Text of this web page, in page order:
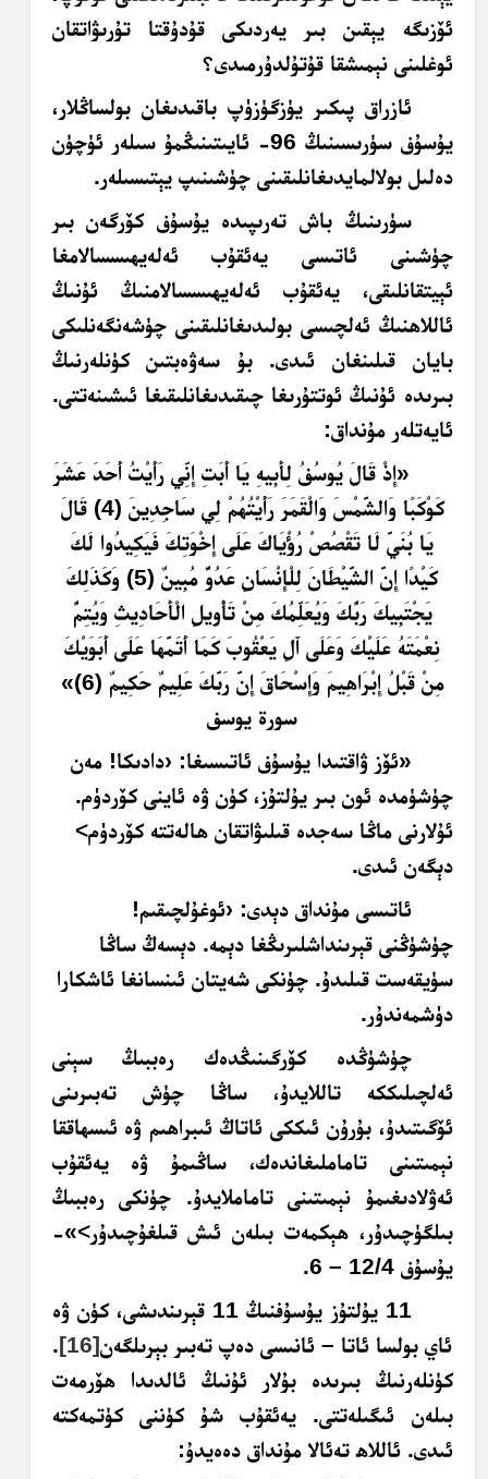
ئۆزىگە يېقىن بىر يەردىكى قۇدۇقتا تۇرىۋاتقان
ئوغلىنى نېمىشقا قۇتۇلدۇرمىدى؟
ئازراق پىكىر يۈزگۈزۈپ باقىدىغان بولساڭلار،
يۇسۇف سۈرىسىنىڭ 96- ئايىتىنىڭمۇ سىلەر ئۈچۈن
دەلىل بولالمايدىغانلىقىنى چۈشىنىپ يېتىسىلەر.
سۈرىنىڭ باش تەرىپىدە يۇسۇف كۆرگەن بىر
چۈشىنى ئاتىسى يەئقۇب ئەلەيھىسسالامغا
ئېيتقانلىقى، يەئقۇب ئەلەيھىسسالامنىڭ ئۇنىڭ
ئاللاھنىڭ ئەلچىسى بولىدىغانلىقىنى چۈشەنگەنلىكى
بايان قىلىنغان ئىدى. بۇ سەۋەبتىن كۈنلەرنىڭ
بىرىدە ئۇنىڭ ئوتتۇرىغا چىقىدىغانلىقىغا ئىشىنەتتى.
ئايەتلەر مۇنداق:
«إِذْ قَالَ يُوسُفُ لِأَبِيهِ يَا أَبَتِ إِنِّي رَأَيْتُ أَحَدَ عَشَرَ
كَوْكَبًا وَالشَّمْسَ وَالْقَمَرَ رَأَيْتُهُمْ لِي سَاجِدِينَ (4) قَالَ
يَا بُنَيَّ لَا تَقْصُصْ رُؤْيَاكَ عَلَى إِخْوَتِكَ فَيَكِيدُوا لَكَ
كَيْدًا إِنَّ الشَّيْطَانَ لِلْإِنْسَانِ عَدُوٌّ مُبِينٌ (5) وَكَذَلِكَ
يَجْتَبِيكَ رَبُّكَ وَيُعَلِّمُكَ مِنْ تَأْوِيلِ الْأَحَادِيثِ وَيُتِمُّ
نِعْمَتَهُ عَلَيْكَ وَعَلَى آَلِ يَعْقُوبَ كَمَا أَتَمَّهَا عَلَى أَبَوَيْكَ
مِنْ قَبْلُ إِبْرَاهِيمَ وَإِسْحَاقَ إِنَّ رَبَّكَ عَلِيمٌ حَكِيمٌ (6)
»
سورة يوسف
«ئۆز ۋاقتىدا يۇسۇف ئاتىسىغا: ‹دادىكا! مەن
چۈشۈمدە ئون بىر يۇلتۇز، كۈن ۋە ئاينى كۆردۈم.
ئۇلارنى ماڭا سەجدە قىلىۋاتقان ھالەتتە كۆردۈم>
دېگەن ئىدى.
ئاتىسى مۇنداق دېدى: ‹ئوغۇلچىقىم!
چۈشۈڭنى قېرىنداشلىرىڭغا دېمە. دېسەڭ ساڭا
سۈيقەست قىلىدۇ. چۈنكى شەيتان ئىنسانغا ئاشكارا
دۈشمەندۇر.
چۈشۈڭدە كۆرگىنىڭدەك رەببىڭ سېنى
ئەلچىلىككە تاللايدۇ، ساڭا چۈش تەبىرىنى
ئۆگىتىدۇ، بۇرۇن ئىككى ئاتاڭ ئىبراھىم ۋە ئىسھاققا
نېمىتىنى تاماملىغاندەك، ساڭىمۇ ۋە يەئقۇب
ئەۋلادىغىمۇ نېمىتىنى تاماملايدۇ. چۈنكى رەببىڭ
بىلگۈچىدۇر، ھېكمەت بىلەن ئىش قىلغۇچىدۇر>»-
يۇسۇف 12/4 – 6.
11 يۇلتۇز يۇسۇفنىڭ 11 قېرىندىشى، كۈن ۋە
ئاي بولسا ئاتا – ئانىسى دەپ تەبىر بېرىلگەن[16]
.
كۈنلەرنىڭ بىرىدە بۇلار ئۇنىڭ ئالدىدا ھۆرمەت
بىلەن ئىگىلەتتى. يەئقۇب شۇ كۈننى كۈتمەكتە
ئىدى. ئاللاھ تەئالا مۇنداق دەەيدۇ: